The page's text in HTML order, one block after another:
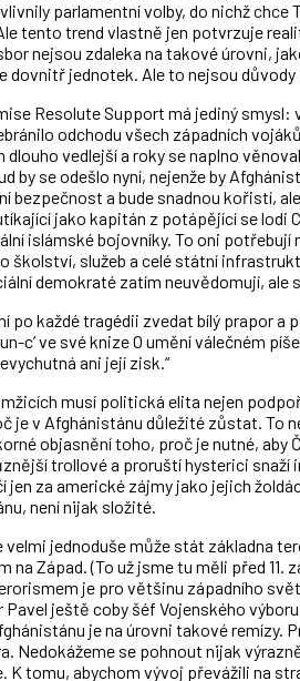
parlamentní volby, do nichž
tento trend vlastně jen potvrzuje
nejsou zdaleka na takové úrovni,
dovnitř jednotek. Ale to nejsou důvody
Resolute Support má jediný
odchodu všech západních
dlouho vedlejší a roky se naplno
by se odešlo nyní, nejenže by
bezpečnost a bude snadnou kořistí,
jako kapitán z potápějící se lodi
islámské bojovníky. To oni
školství, služeb a celé státní
demokraté zatím neuvědomují, ale
po každé tragédii zvedat bílý prapor a
c’ ve své knize O umění válečném
ani její zisk.“
musí politická elita nejen
je v Afghánistánu důležité zůstat. To
objasnění toho, proč je nutné, aby
trollové a proruští hysterici
jen za americké zájmy jako jejich
není nijak složité.
velmi jednoduše může stát základna
na Západ. (To už jsme tu měli před 11.
je pro většinu západního
Pavel ještě coby šéf Vojenského
je na úrovni takové remízy.
Nedokážeme se pohnout nijak
K tomu, abychom vývoj převážili na